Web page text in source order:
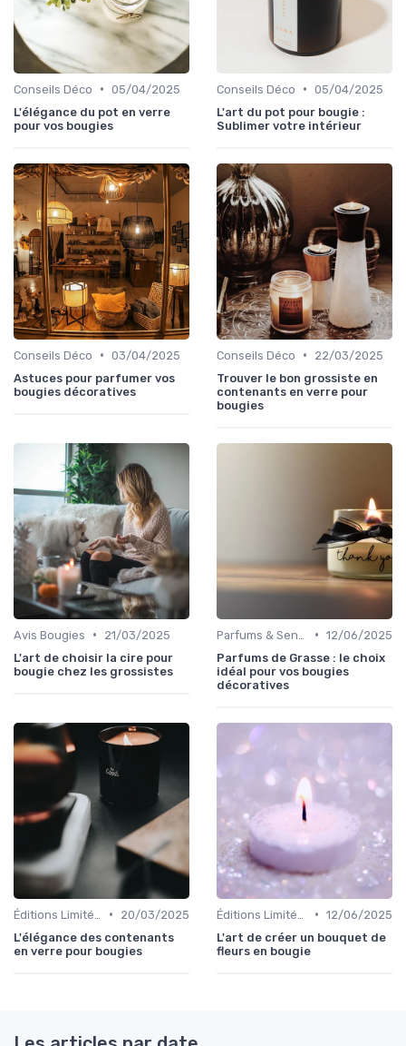
Conseils Déco • 05/04/2025
L'élégance du pot en verre
pour vos bougies
Conseils Déco • 05/04/2025
L'art du pot pour bougie :
Sublimer votre intérieur
Conseils Déco • 03/04/2025
Astuces pour parfumer vos
bougies décoratives
Conseils Déco •
22/03/2025
Trouver le bon grossiste en
contenants en verre pour
bougies
Avis Bougies •
21/03/2025
L'art de choisir la cire pour
bougie chez les grossistes
• 12/06/2025
Parfums de Grasse : le choix
idéal pour vos bougies
décoratives
•
20/03/2025
L'élégance des contenants
en verre pour bougies
• 12/06/2025
L'art de créer un bouquet de
fleurs en bougie